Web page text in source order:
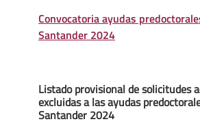
Convocatoria ayudas
Santander 2024
Listado provisional de solicitudes
excluidas a las ayudas
Santander 2024